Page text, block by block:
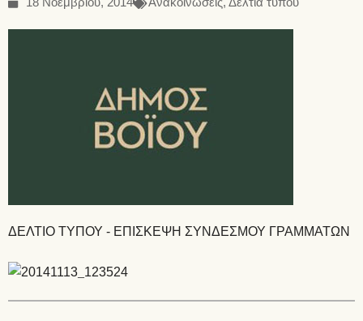
ΔΕΛΤΙΟ ΤΥΠΟΥ - ΕΠΙΣΚΕΨΗ ΣΥΝΔΕΣΜΟΥ ΓΡΑΜΜΑΤΩΝ